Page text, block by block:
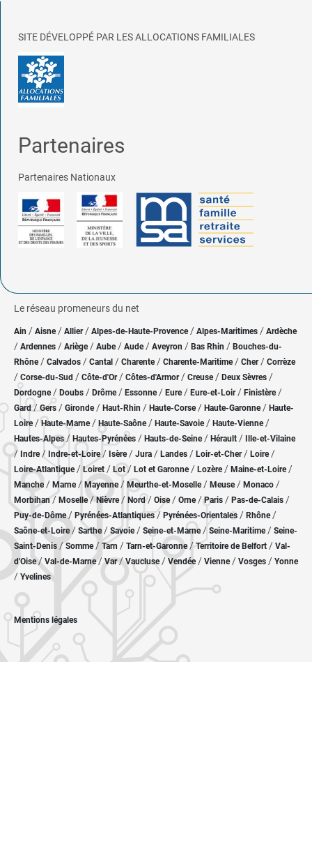
SITE DÉVELOPPÉ PAR LES ALLOCATIONS FAMILIALES
Partenaires
Partenaires Nationaux
Le réseau promeneurs du net
Ain / Aisne/ Allier/ Alpes-de-Haute-Provence / Alpes-Maritimes / Ardèche
/ Ardennes / Ariège/ Aube/ Aude / Aveyron / Bas Rhin / Bouches-du-
Rhône/ Calvados / Cantal / Charente / Charente-Maritime/ Cher / Corrèze
/ Corse-du-Sud / Côte-d'Or / Côtes-d'Armor/ Creuse/ Deux Sèvres /
Dordogne/ Doubs / Drôme/ Essonne / Eure/ Eure-et-Loir / Finistère/
Gard/Gers / Gironde/ Haut-Rhin / Haute-Corse/ Haute-Garonne/ Haute-
Loire/Haute-Marne/ Haute-Saône/ Haute-Savoie/ Haute-Vienne/
Hautes-Alpes/ Hautes-Pyrénées / Hauts-de-Seine/ Hérault / Ille-et-Vilaine
/ Indre/ Indre-et-Loire/ Isère/ Jura / Landes / Loir-et-Cher/ Loire/
Loire-Atlantique/ Loiret / Lot/ Lot et Garonne/ Lozère / Maine-et-Loire/
Manche/ Marne/ Mayenne/ Meurthe-et-Moselle/ Meuse/ Monaco /
Morbihan/ Moselle/ Nièvre / Nord/ Oise / Orne/Paris / Pas-de-Calais /
Puy-de-Dôme/ Pyrénées-Atlantiques / Pyrénées-Orientales / Rhône/
Saône-et-Loire/ Sarthe/ Savoie/ Seine-et-Marne/ Seine-Maritime/ Seine-
Saint-Denis /Somme/ Tarn / Tarn-et-Garonne/Territoire de Belfort / Val-
d'Oise/ Val-de-Marne/Var/Vaucluse/ Vendée/ Vienne/ Vosges / Yonne
/ Yvelines
Mentions légales